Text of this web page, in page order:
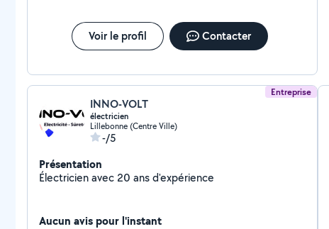
Voir le profil Contacter
Entreprise
INNO-VOLT
électricien
Lillebonne (Centre Ville)
-/5
Présentation
Électricien avec 20 ans d'expérience
Aucun avis pour l'instant